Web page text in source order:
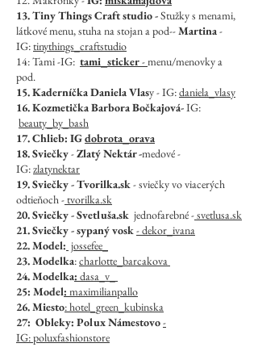
13. Tiny Things Craft studio -Stužky s menami,
látkové menu, stuha na stojan a pod--Martina-
IG:tinythings_craftstudio
14: Tami -IG: tami_sticker-menu/menovky a
pod.
15. Kaderníčka Daniela Vlasy - IG:daniela_vlasy
16. Kozmetička Barbora Bočkajová-IG:
beauty_by_bash
17. Chlieb: IGdobrota_orava
​18. Sviečky-Zlatý Nektár -medové -
IG:zlatynektar
19. Sviečky- Tvorilka.sk- sviečky vo viacerých
odtieňoch -tvorilka.sk
20. Sviečky - Svetluša.sk jednofarebné -svetlusa.sk
21. Sviečky - sypaný vosk-dekor_ivana
22. Model: jossefee_
​23. Modelka:charlotte_barcakova
24. Modelka: dasa_v_
25: Model: maximilianpallo
26. Miesto:hotel_green_kubinska
27: Obleky: Polux Námestovo-
IG:poluxfashionstore